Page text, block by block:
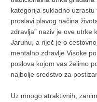
kategorija sukladno
proslavi plavog načina
zdravlja" naziv je ove utrke
Jarunu, a riječ je o
mentalno zdravlje Visoke
poslova kojom vas želimo
najbolje sredstvo za
Uz mnogo atraktivnih,